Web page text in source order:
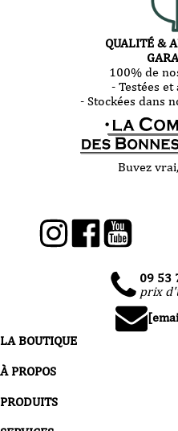
QUALITÉ &
100% de
- Testées
- Stockées dans
Buvez
09 53
prix
LA BOUTIQUE
À PROPOS
PRODUITS